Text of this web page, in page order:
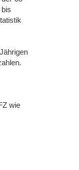
wie